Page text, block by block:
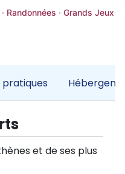
Randonnées · Grands Jeux
et de ses plus